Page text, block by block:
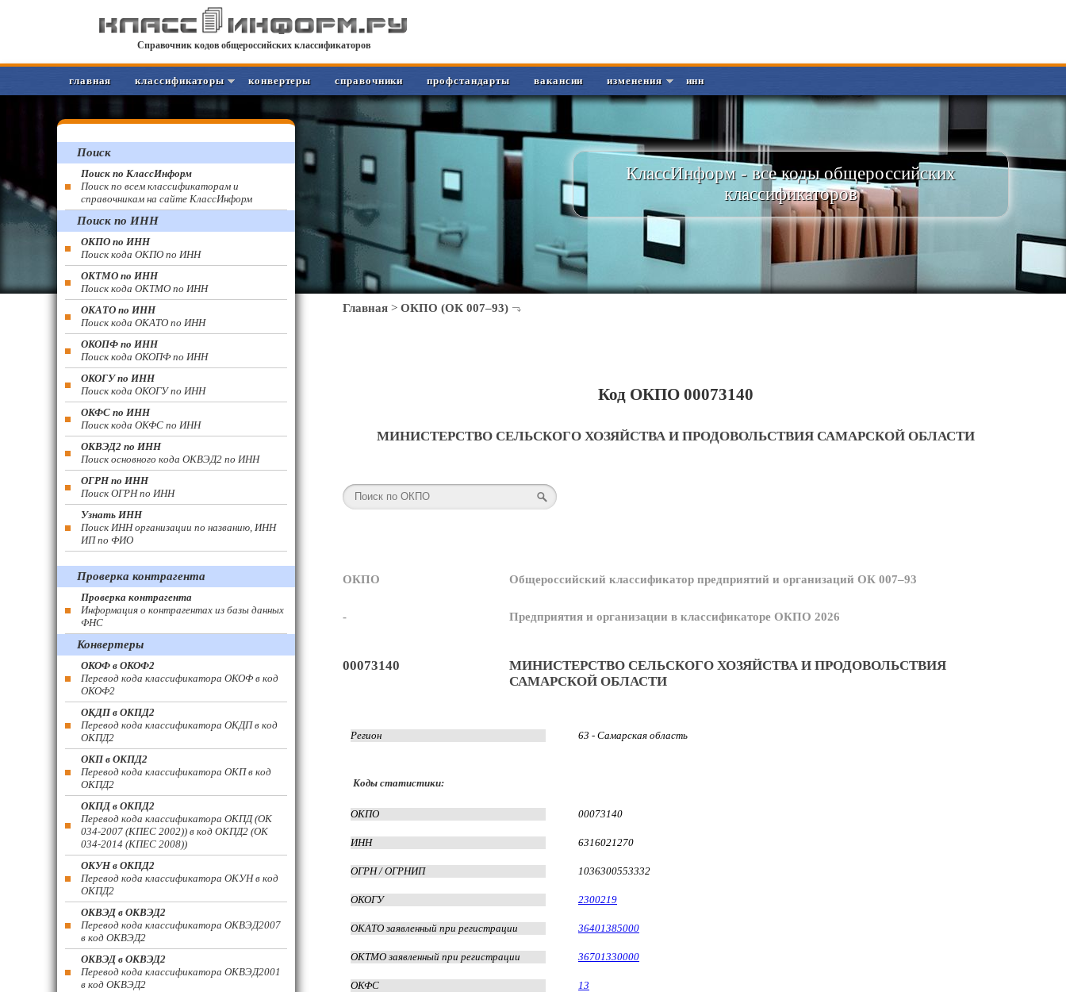
Справочник кодов общероссийских классификаторов
главная классификаторы конвертеры справочники профстандарты вакансии изменения инн
КлассИнформ - все коды общероссийских
классификаторов
Главная > ОКПО (ОК 007–93)
Код ОКПО 00073140
МИНИСТЕРСТВО СЕЛЬСКОГО ХОЗЯЙСТВА И ПРОДОВОЛЬСТВИЯ САМАРСКОЙ ОБЛАСТИ
ОКПО Общероссийский классификатор предприятий и организаций ОК 007–93
- Предприятия и организации в классификаторе ОКПО 2026
00073140
МИНИСТЕРСТВО СЕЛЬСКОГО ХОЗЯЙСТВА И ПРОДОВОЛЬСТВИЯ
САМАРСКОЙ ОБЛАСТИ
Регион 63 - Самарская область
Коды статистики:
ОКПО 00073140
ИНН 6316021270
ОГРН / ОГРНИП 1036300553332
ОКОГУ 2300219
ОКАТО заявленный при регистрации 36401385000
ОКТМО заявленный при регистрации 36701330000
ОКФС 13
Поиск
Поиск по КлассИнформ
Поиск по всем классификаторам и
справочникам на сайте КлассИнформ
Поиск по ИНН
ОКПО по ИНН
Поиск кода ОКПО по ИНН
ОКТМО по ИНН
Поиск кода ОКТМО по ИНН
ОКАТО по ИНН
Поиск кода ОКАТО по ИНН
ОКОПФ по ИНН
Поиск кода ОКОПФ по ИНН
ОКОГУ по ИНН
Поиск кода ОКОГУ по ИНН
ОКФС по ИНН
Поиск кода ОКФС по ИНН
ОКВЭД2 по ИНН
Поиск основного кода ОКВЭД2 по ИНН
ОГРН по ИНН
Поиск ОГРН по ИНН
Узнать ИНН
Поиск ИНН организации по названию, ИНН
ИП по ФИО
Проверка контрагента
Проверка контрагента
Информация о контрагентах из базы данных
ФНС
Конвертеры
ОКОФ в ОКОФ2
Перевод кода классификатора ОКОФ в код
ОКОФ2
ОКДП в ОКПД2
Перевод кода классификатора ОКДП в код
ОКПД2
ОКП в ОКПД2
Перевод кода классификатора ОКП в код
ОКПД2
ОКПД в ОКПД2
Перевод кода классификатора ОКПД (ОК
034-2007 (КПЕС 2002)) в код ОКПД2 (ОК
034-2014 (КПЕС 2008))
ОКУН в ОКПД2
Перевод кода классификатора ОКУН в код
ОКПД2
ОКВЭД в ОКВЭД2
Перевод кода классификатора ОКВЭД2007
в код ОКВЭД2
ОКВЭД в ОКВЭД2
Перевод кода классификатора ОКВЭД2001
в код ОКВЭД2